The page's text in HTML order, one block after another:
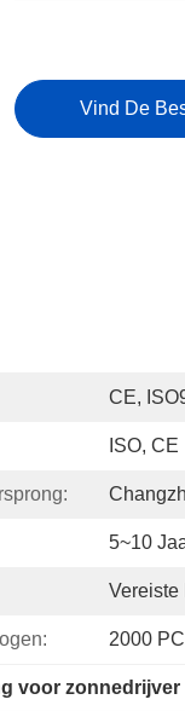
Vind De
CE,
ISO, CE
5~10
Vereiste
2000
voor zonnedrijver